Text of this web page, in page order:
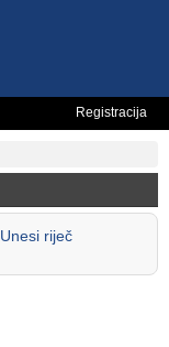
Registracija
Unesi riječ